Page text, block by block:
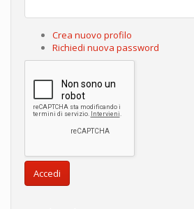
Crea nuovo profilo
Richiedi nuova password
Accedi